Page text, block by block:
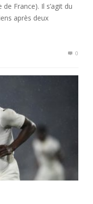
France). Il s’agit du
après deux
0